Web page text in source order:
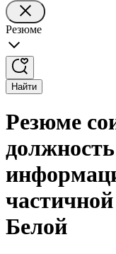
Резюме
Найти
Резюме
Белой